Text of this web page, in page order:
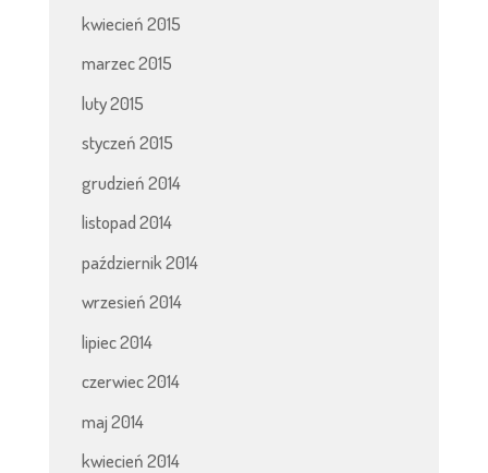
kwiecień 2015
marzec 2015
luty 2015
styczeń 2015
grudzień 2014
listopad 2014
październik 2014
wrzesień 2014
lipiec 2014
czerwiec 2014
maj 2014
kwiecień 2014